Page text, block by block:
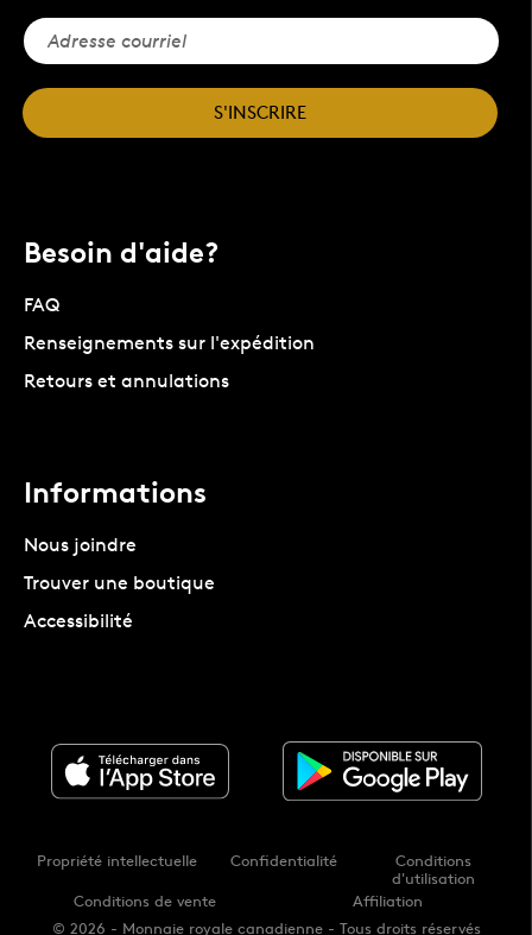
S'INSCRIRE
Besoin d'aide?
FAQ
Renseignements sur l'expédition
Retours et annulations
Informations
Nous joindre
Trouver une boutique
Accessibilité
© 2026 - Monnaie royale canadienne - Tous droits réservés
Propriété intellectuelle Confidentialité
Conditions
d'utilisation
Conditions de vente
Affiliation